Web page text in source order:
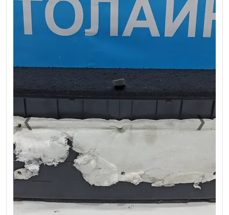
❮Previous ❯Next